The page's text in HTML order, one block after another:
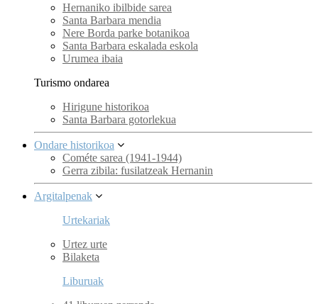
Hernaniko ibilbide sarea
Santa Barbara mendia
Nere Borda parke botanikoa
Santa Barbara eskalada eskola
Urumea ibaia
Turismo ondarea
Hirigune historikoa
Santa Barbara gotorlekua
Ondare historikoa
Cométe sarea (1941-1944)
Gerra zibila: fusilatzeak Hernanin
Argitalpenak
Urtekariak
Urtez urte
Bilaketa
Liburuak